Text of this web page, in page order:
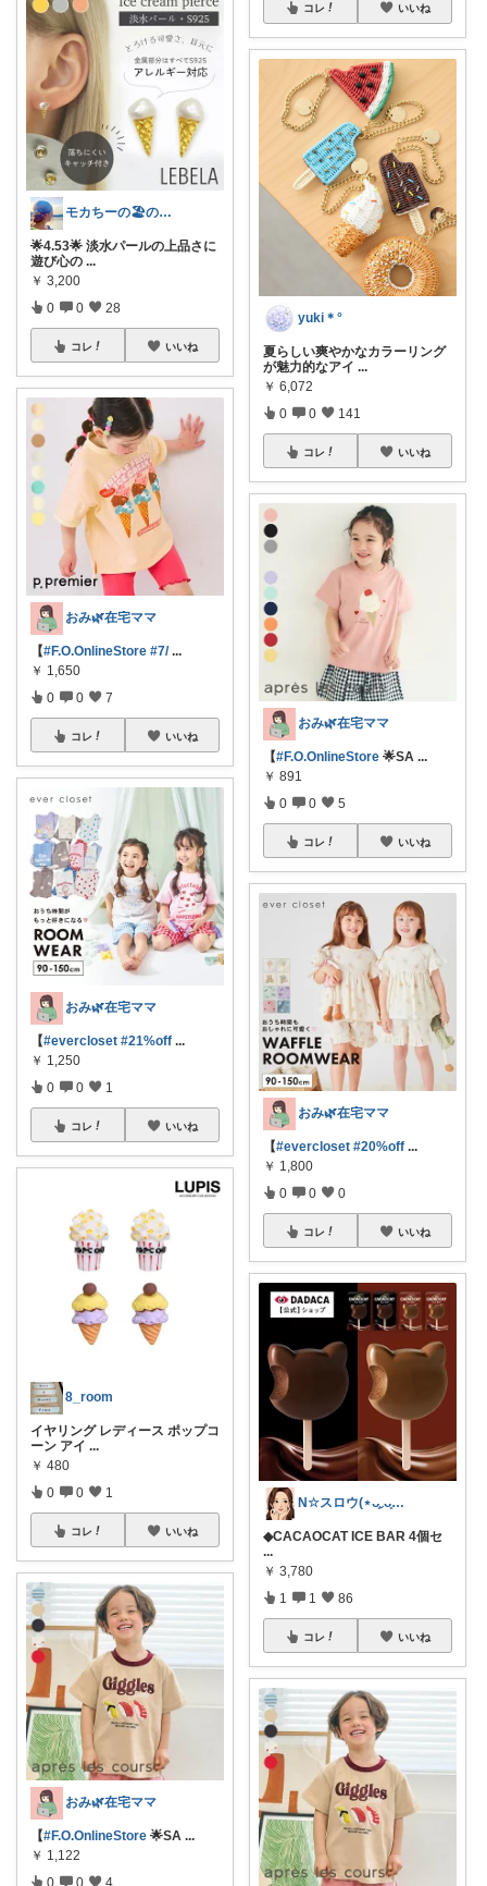
モカちーの🏖️のんびりライフ🐈✨
🌟4.53🌟 淡水パールの上品さに
遊び心の ...
￥ 3,200
0 0 28
コレ いいね
おみ🌿在宅ママ
【#F.O.OnlineStore #7/ ...
￥ 1,650
0 0 7
コレ いいね
おみ🌿在宅ママ
【#evercloset #21%off ...
￥ 1,250
0 0 1
コレ いいね
8_room
イヤリング レディース ポップコ
ーン アイ ...
￥ 480
0 0 1
コレ いいね
おみ🌿在宅ママ
【#F.O.OnlineStore 🌟SA ...
￥ 1,122
0 0 4
コレ いいね
yuki＊°
夏らしい爽やかなカラーリング
が魅力的なアイ ...
￥ 6,072
0 0 141
コレ いいね
おみ🌿在宅ママ
【#F.O.OnlineStore 🌟SA ...
￥ 891
0 0 5
コレ いいね
おみ🌿在宅ママ
【#evercloset #20%off ...
￥ 1,800
0 0 0
コレ いいね
N☆スロウ(⋆ᴗ͈ˬᴗ͈)休み時々IN
◆CACAOCAT ICE BAR 4個セ
...
￥ 3,780
1 1 86
コレ いいね